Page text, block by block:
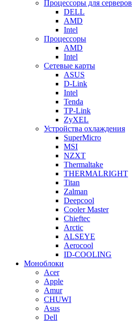
Процессоры для серверов
DELL
AMD
Intel
Процессоры
AMD
Intel
Сетевые карты
ASUS
D-Link
Intel
Tenda
TP-Link
ZyXEL
Устройства охлаждения
SuperMicro
MSI
NZXT
Thermaltake
THERMALRIGHT
Titan
Zalman
Deepcool
Cooler Master
Chieftec
Arctic
ALSEYE
Aerocool
ID-COOLING
Моноблоки
Acer
Apple
Amur
CHUWI
Asus
Dell